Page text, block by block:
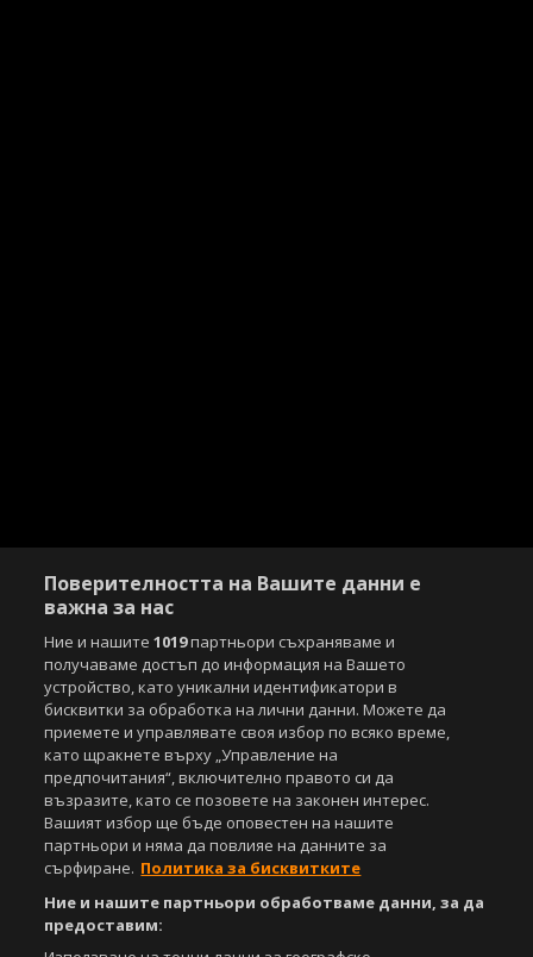
Copyright © 2007-2026 Агенция Спортал. Всички права запазени.
Този уебсайт е собственост наSportal Media Group
За нас Екип За рекламa
Общи условия
Етични правила на НСС
Лични данни
Управление на предпочитания
Съдържанието на този уеб сайт и технологиите, използвани в него, са
под закрила на Закона за авторското право и сродните му права.
Всички статии, репортажи, интервюта и други текстови, графични и
Поверителността на Вашите данни е
важна за нас
Ние и нашите1019партньори съхраняваме и
получаваме достъп до информация на Вашето
устройство, като уникални идентификатори в
бисквитки за обработка на лични данни. Можете да
приемете и управлявате своя избор по всяко време,
като щракнете върху „Управление на
предпочитания“, включително правото си да
възразите, като се позовете на законен интерес.
Вашият избор ще бъде оповестен на нашите
партньори и няма да повлияе на данните за
сърфиране. Политика за бисквитките
Ние и нашите партньори обработваме данни, за да
предоставим: